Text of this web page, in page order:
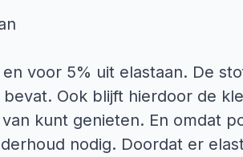
voor 5% uit elastaan. De
Ook blijft hierdoor de
kunt genieten. En omdat
nodig. Doordat er